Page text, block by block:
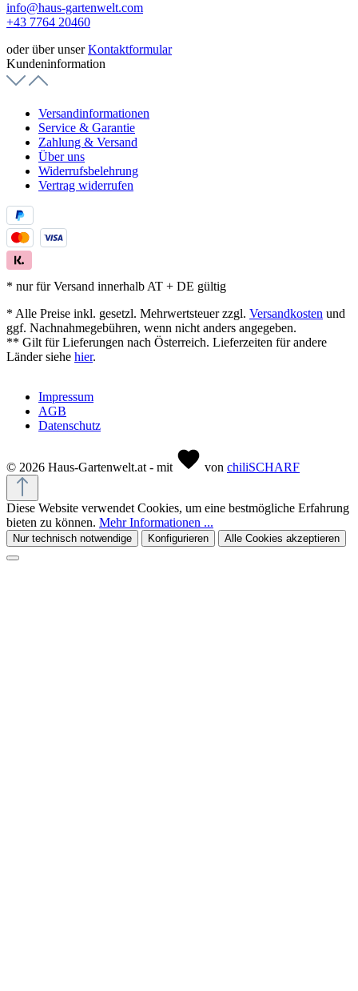
info@haus-gartenwelt.com
+43 7764 20460
oder über unserKontaktformular
Kundeninformation
Versandinformationen
Service & Garantie
Zahlung & Versand
Über uns
Widerrufsbelehrung
Vertrag widerrufen
* nur für Versand innerhalb AT + DE gültig
* Alle Preise inkl. gesetzl. Mehrwertsteuer zzgl. Versandkosten und
ggf. Nachnahmegebühren, wenn nicht anders angegeben.
** Gilt für Lieferungen nach Österreich. Lieferzeiten für andere
Länder siehe hier.
Impressum
AGB
Datenschutz
© 2026 Haus-Gartenwelt.at - mit von chiliSCHARF
Diese Website verwendet Cookies, um eine bestmögliche Erfahrung
bieten zu können. Mehr Informationen ...
Nur technisch notwendige Konfigurieren Alle Cookies akzeptieren